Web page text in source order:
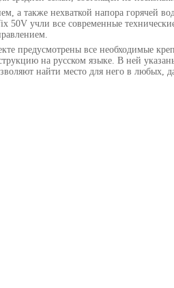
а также нехваткой напора горячей
50V учли все современные
предусмотрены все необходимые
на русском языке. В ней
найти место для него в